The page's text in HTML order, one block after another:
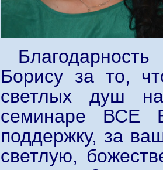
Борису за то,
светлых душ
семинаре
поддержку, за
светлую,